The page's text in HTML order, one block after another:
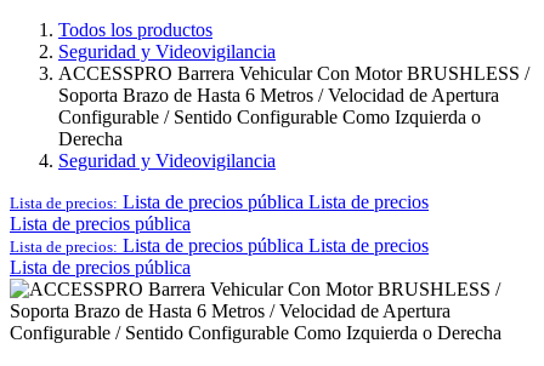
Todos los productos
Seguridad y Videovigilancia
ACCESSPRO Barrera Vehicular Con Motor BRUSHLESS /
Soporta Brazo de Hasta 6 Metros / Velocidad de Apertura
Configurable / Sentido Configurable Como Izquierda o
Derecha
Seguridad y Videovigilancia
Lista de precios: Lista de precios pública Lista de precios
Lista de precios pública
Lista de precios: Lista de precios pública Lista de precios
Lista de precios pública